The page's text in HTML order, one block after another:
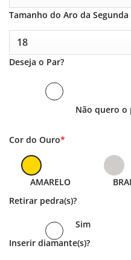
Tamanho do Aro da Segunda
Deseja o Par?
Não quero o
*
Cor do Ouro
AMARELO
Retirar pedra(s)?
Sim
Inserir diamante(s)?